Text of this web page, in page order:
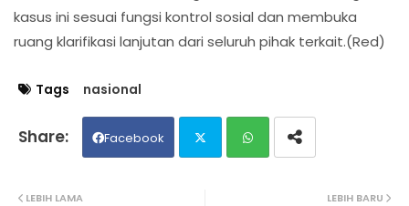
kasus ini sesuai fungsi kontrol sosial dan membuka
ruang klarifikasi lanjutan dari seluruh pihak terkait.(Red)
Tags nasional
Facebook
LEBIH BARU
LEBIH LAMA